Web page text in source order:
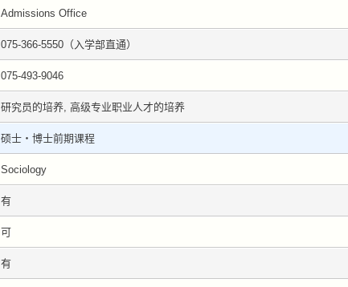
Admissions Office
075-366-5550（入学部直通）
075-493-9046
研究员的培养, 高级专业职业人才的培养
硕士・博士前期课程
Sociology
有
可
有